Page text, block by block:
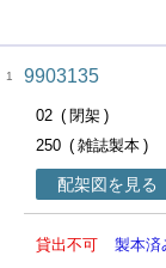
1 9903135
02
閉架
250
雑誌製本
配架図を見る
貸出不可 製本済